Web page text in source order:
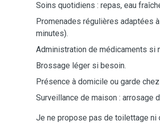
Soins quotidiens : repas, eau
Promenades régulières adaptées
minutes).
Administration de médicaments si
Brossage léger si besoin.
Présence à domicile ou garde
Surveillance de maison : arrosage
Je ne propose pas de toilettage